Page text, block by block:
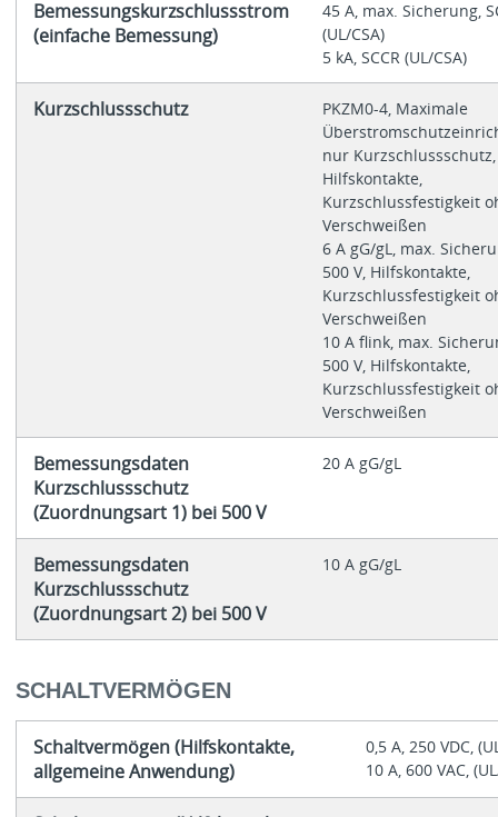
Bemessungskurzschlussstrom
(einfache Bemessung)
45 A, max. Sicherung,
(UL/CSA)
5 kA, SCCR (UL/CSA)
Kurzschlussschutz
PKZM0-4, Maximale
nur Kurzschlussschutz,
Hilfskontakte,
Kurzschlussfestigkeit
Verschweißen
6 A gG/gL, max.
500 V, Hilfskontakte,
Kurzschlussfestigkeit
Verschweißen
10 A flink, max.
500 V, Hilfskontakte,
Kurzschlussfestigkeit
Verschweißen
Bemessungsdaten
Kurzschlussschutz
(Zuordnungsart 1) bei 500 V
20 A gG/gL
Bemessungsdaten
Kurzschlussschutz
(Zuordnungsart 2) bei 500 V
10 A gG/gL
SCHALTVERMÖGEN
Schaltvermögen (Hilfskontakte,
allgemeine Anwendung)
0,5 A, 250 VDC,
10 A, 600 VAC,